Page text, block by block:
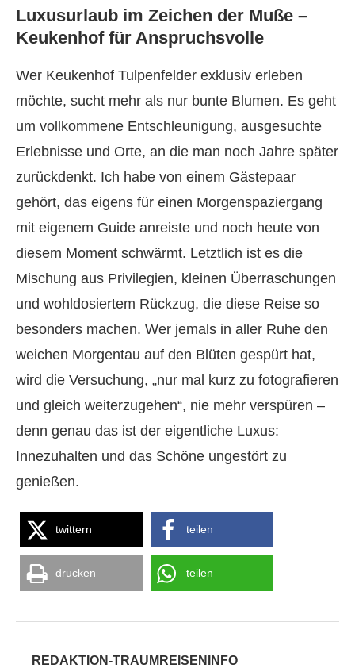
Luxusurlaub im Zeichen der Muße –
Keukenhof für Anspruchsvolle
Wer Keukenhof Tulpenfelder exklusiv erleben
möchte, sucht mehr als nur bunte Blumen. Es geht
um vollkommene Entschleunigung, ausgesuchte
Erlebnisse und Orte, an die man noch Jahre später
zurückdenkt. Ich habe von einem Gästepaar
gehört, das eigens für einen Morgenspaziergang
mit eigenem Guide anreiste und noch heute von
diesem Moment schwärmt. Letztlich ist es die
Mischung aus Privilegien, kleinen Überraschungen
und wohldosiertem Rückzug, die diese Reise so
besonders machen. Wer jemals in aller Ruhe den
weichen Morgentau auf den Blüten gespürt hat,
wird die Versuchung, „nur mal kurz zu fotografieren
und gleich weiterzugehen“, nie mehr verspüren –
denn genau das ist der eigentliche Luxus:
Innezuhalten und das Schöne ungestört zu
genießen.
twittern teilen
drucken teilen
REDAKTION-TRAUMREISENINFO